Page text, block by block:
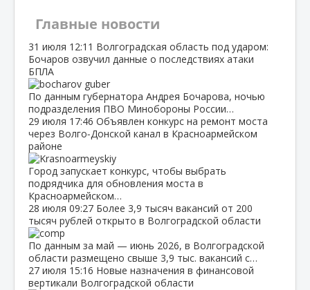
Главные новости
31 июля 12:11 Волгоградская область под ударом:
Бочаров озвучил данные о последствиях атаки
БПЛА
По данным губернатора Андрея Бочарова, ночью
подразделения ПВО Минобороны России…
29 июля 17:46 Объявлен конкурс на ремонт моста
через Волго‑Донской канал в Красноармейском
районе
Город запускает конкурс, чтобы выбрать
подрядчика для обновления моста в
Красноармейском…
28 июля 09:27 Более 3,9 тысяч вакансий от 200
тысяч рублей открыто в Волгоградской области
По данным за май — июнь 2026, в Волгоградской
области размещено свыше 3,9 тыс. вакансий с…
27 июля 15:16 Новые назначения в финансовой
вертикали Волгоградской области